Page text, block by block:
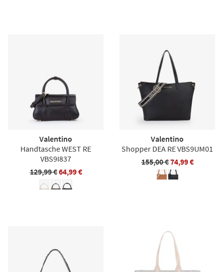
Valentino
Handtasche WEST RE
VBS9I837
129,99 €64,99 €
Valentino
Shopper DEA RE VBS9UM01
155,00 €74,99 €